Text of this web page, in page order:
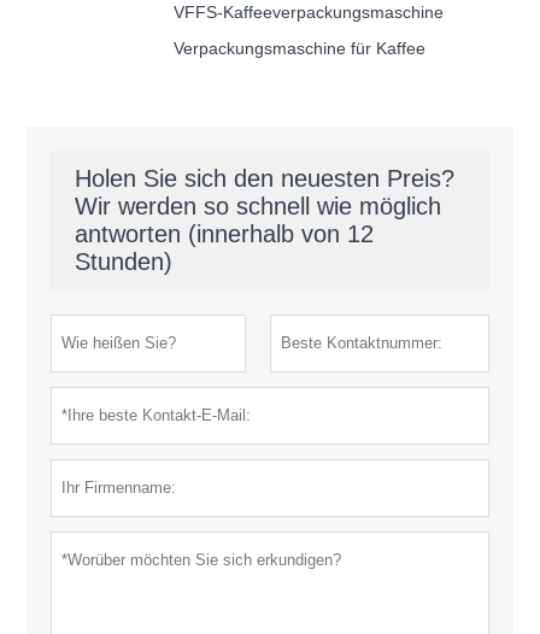
VFFS-Kaffeeverpackungsmaschine
Verpackungsmaschine für Kaffee
Holen Sie sich den neuesten Preis?
Wir werden so schnell wie möglich
antworten (innerhalb von 12
Stunden)